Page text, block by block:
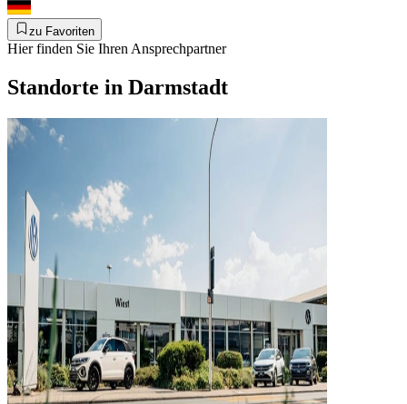
zu Favoriten
Hier finden Sie Ihren Ansprechpartner
Standorte in Darmstadt